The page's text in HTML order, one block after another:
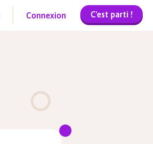
Connexion C'est parti !